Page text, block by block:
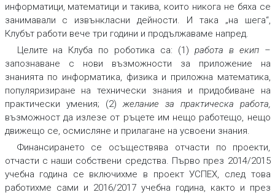
информатици, математици и такива, които никога не бяха се
занимавали с извънкласни дейности. И така „на шега“,
Клубът работи вече три години и продължаваме напред.
Целите на Клуба по роботика са: (1) работа в екип–
запознаване с нови възможности за приложение на
знанията по информатика, физика и приложна математика,
популяризиране на технически знания и придобиване на
практически умения; (2)желание за практическа работа,
възможност да излезе от ръцете им нещо работещо, нещо
движещо се, осмисляне и прилагане на усвоени знания.
Финансирането се осъществява отчасти по проекти,
отчасти с наши собствени средства. Първо през 2014/2015
учебна година се включихме в проект УСПЕХ, след това
работихме сами и 2016/2017 учебна година, както и през